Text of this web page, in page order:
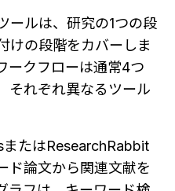
ールは、研究の1つの段
けの段階をカバーしま
ークフローは通常4つ
それぞれ異なるツール
たはResearchRabbit
ド論文から関連文献を